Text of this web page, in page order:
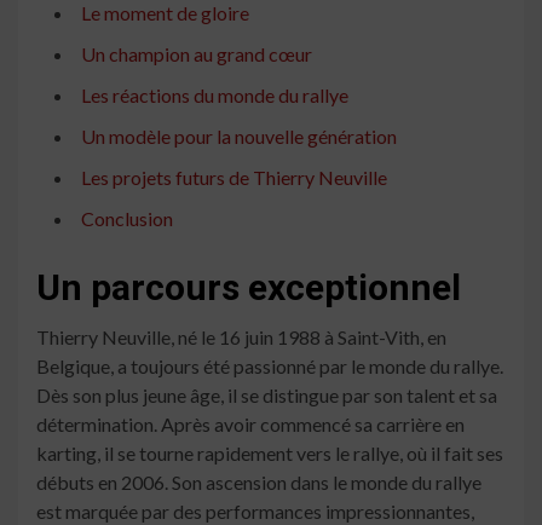
Le moment de gloire
Un champion au grand cœur
Les réactions du monde du rallye
Un modèle pour la nouvelle génération
Les projets futurs de Thierry Neuville
Conclusion
Un parcours exceptionnel
Thierry Neuville, né le 16 juin 1988 à Saint-Vith, en
Belgique, a toujours été passionné par le monde du rallye.
Dès son plus jeune âge, il se distingue par son talent et sa
détermination. Après avoir commencé sa carrière en
karting, il se tourne rapidement vers le rallye, où il fait ses
débuts en 2006. Son ascension dans le monde du rallye
est marquée par des performances impressionnantes,